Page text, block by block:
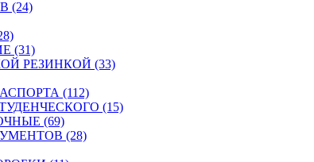
(24)
(31)
РЕЗИНКОЙ (33)
(112)
(15)
(69)
(28)